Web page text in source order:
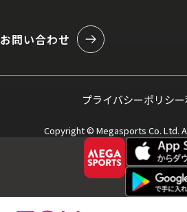
お問い合わせ
プライバシーポリシー
Copyright © Megasports Co. Ltd.